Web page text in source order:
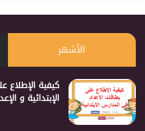
الأشهر
كيفية الإطلاع
الإبتدائية و